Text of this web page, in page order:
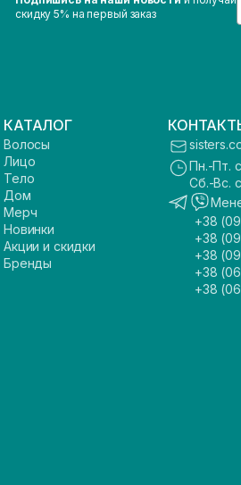
скидку 5% на первый заказ
КАТАЛОГ
Волосы
Лицо
Тело
Дом
Мерч
Новинки
Акции и скидки
Бренды
Пн.-Пт.
Сб.-Вс.
+38
+38
+38
+38
+38